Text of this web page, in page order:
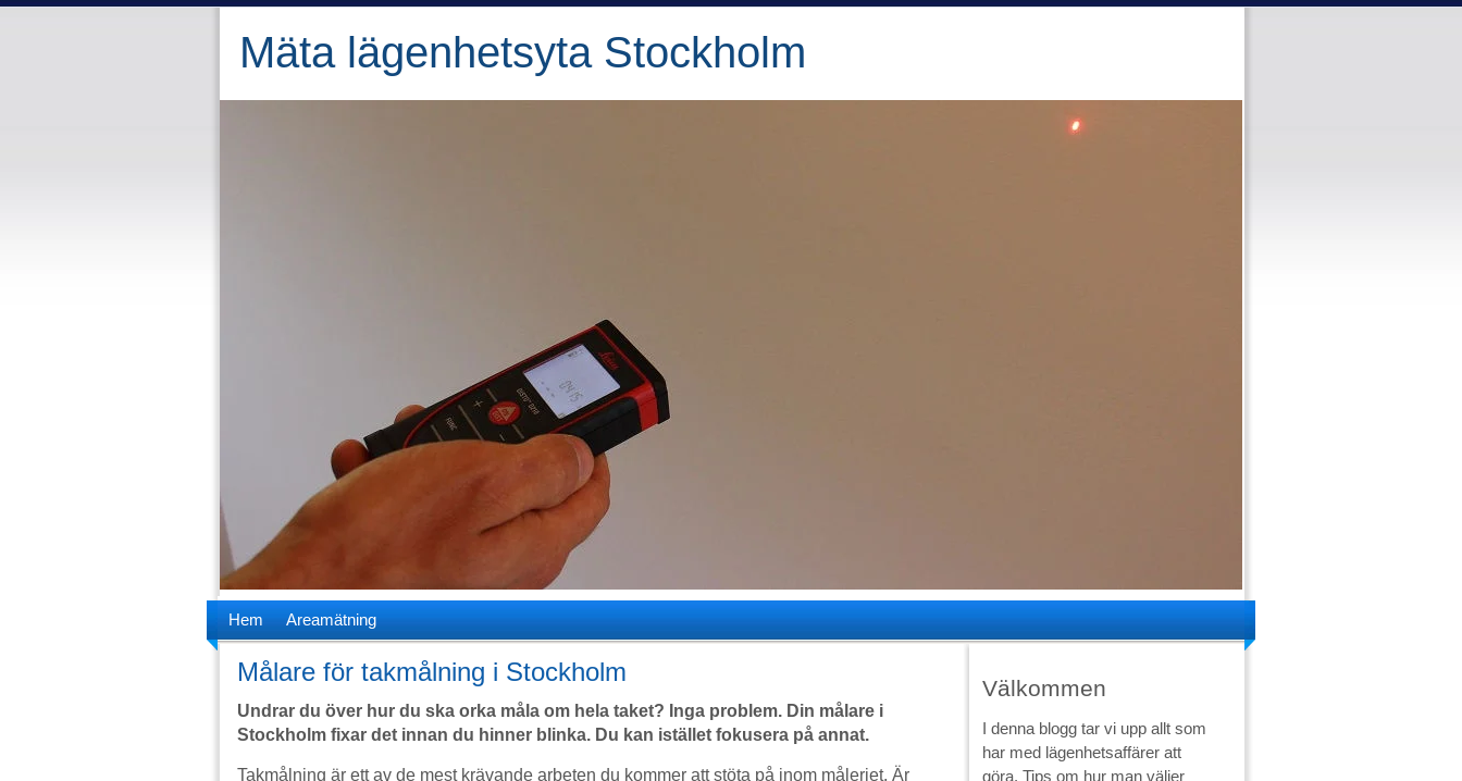
Mäta lägenhetsyta Stockholm
Hem Areamätning
Målare för takmålning i Stockholm
Undrar du över hur du ska orka måla om hela taket? Inga problem. Din målare i
Stockholm fixar det innan du hinner blinka. Du kan istället fokusera på annat.
Takmålning är ett av de mest krävande arbeten du kommer att stöta på inom måleriet. Är
Välkommen
I denna blogg tar vi upp allt som
har med lägenhetsaffärer att
göra. Tips om hur man väljer